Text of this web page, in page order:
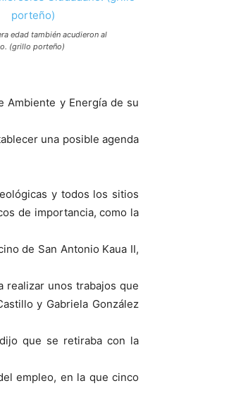
edad también acudieron al
(grillo porteño)
Ambiente y Energía de su
una posible agenda
y todos los sitios
de importancia, como la
de San Antonio Kaua II,
realizar unos trabajos que
y Gabriela González
que se retiraba con la
empleo, en la que cinco